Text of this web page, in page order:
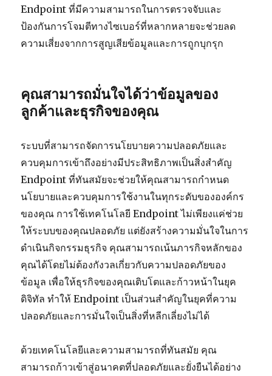
Endpoint ที่มีความสามารถในการตรวจจับและ
ป้องกันการโจมตีทางไซเบอร์ที่หลากหลายจะช่วยลด
ความเสี่ยงจากการสูญเสียข้อมูลและการถูกบุกรุก
คุณสามารถมั่นใจได้ว่าข้อมูลของ
ลูกค้าและธุรกิจของคุณ
ระบบที่สามารถจัดการนโยบายความปลอดภัยและ
ควบคุมการเข้าถึงอย่างมีประสิทธิภาพเป็นสิ่งสำคัญ
Endpoint ที่ทันสมัยจะช่วยให้คุณสามารถกำหนด
นโยบายและควบคุมการใช้งานในทุกระดับขององค์กร
ของคุณ การใช้เทคโนโลยี Endpoint ไม่เพียงแค่ช่วย
ให้ระบบของคุณปลอดภัย แต่ยังสร้างความมั่นใจในการ
ดำเนินกิจกรรมธุรกิจ คุณสามารถเน้นภารกิจหลักของ
คุณได้โดยไม่ต้องกังวลเกี่ยวกับความปลอดภัยของ
ข้อมูล เพื่อให้ธุรกิจของคุณเติบโตและก้าวหน้าในยุค
ดิจิทัล ทำให้ Endpoint เป็นส่วนสำคัญในยุคที่ความ
ปลอดภัยและการมั่นใจเป็นสิ่งที่หลีกเลี่ยงไม่ได้
ด้วยเทคโนโลยีและความสามารถที่ทันสมัย คุณ
สามารถก้าวเข้าสู่อนาคตที่ปลอดภัยและยั่งยืนได้อย่าง